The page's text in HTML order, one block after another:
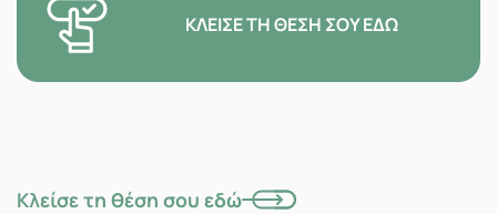
ΚΛΕΊΣΕ ΤΗ ΘΈΣΗ ΣΟΥ ΕΔΏ
Κλείσε τη θέση σου εδώ